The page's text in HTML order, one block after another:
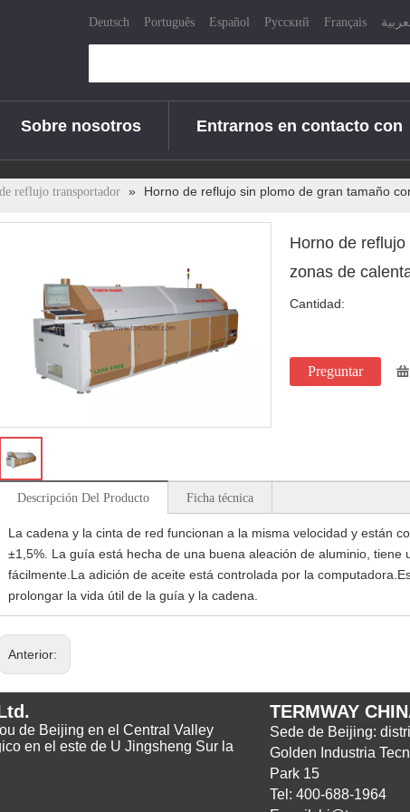
Deutsch Português Español Pусский Français
Sobre nosotros Entrarnos en contacto con
reflujo transportador » Horno de reflujo sin plomo de gran tamaño
Horno de
zonas de
Cantidad:
Preguntar
Descripción Del Producto Ficha técnica
La cadena y la cinta de red funcionan a la misma velocidad y están
±1,5%. La guía está hecha de una buena aleación de aluminio, tiene
fácilmente.La adición de aceite está controlada por la
prolongar la vida útil de la guía y la cadena.
Anterior:
de Beijing en el Central Valley
en el este de U Jingsheng Sur la
TERMWAY
Sede de Beijing:
Golden Industria
Park 15
Tel: 400-688-1964